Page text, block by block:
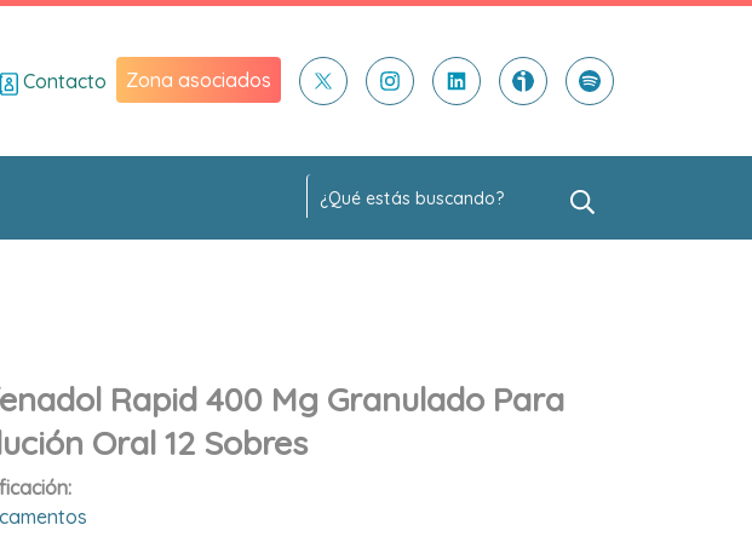
Contacto Zona asociados
Rapid 400 Mg Granulado Para
Oral 12 Sobres